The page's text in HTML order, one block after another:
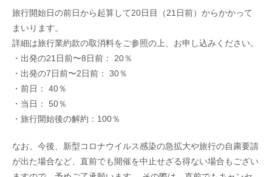
旅行開始日の前日から起算して20日目（21日前）からかかって
まいります。
詳細は旅行業約款の取消料をご参照の上、お申し込みください。
・出発の21日前〜8日前： 20％
・出発の7日前〜2日前： 30％
・前日： 40％
・当日： 50％
・旅行開始後の解約：100％
なお、今後、新型コロナウイルス感染の急拡大や旅行の自粛要請
が出た場合など、直前でも開催を中止せざる得ない場合もござい